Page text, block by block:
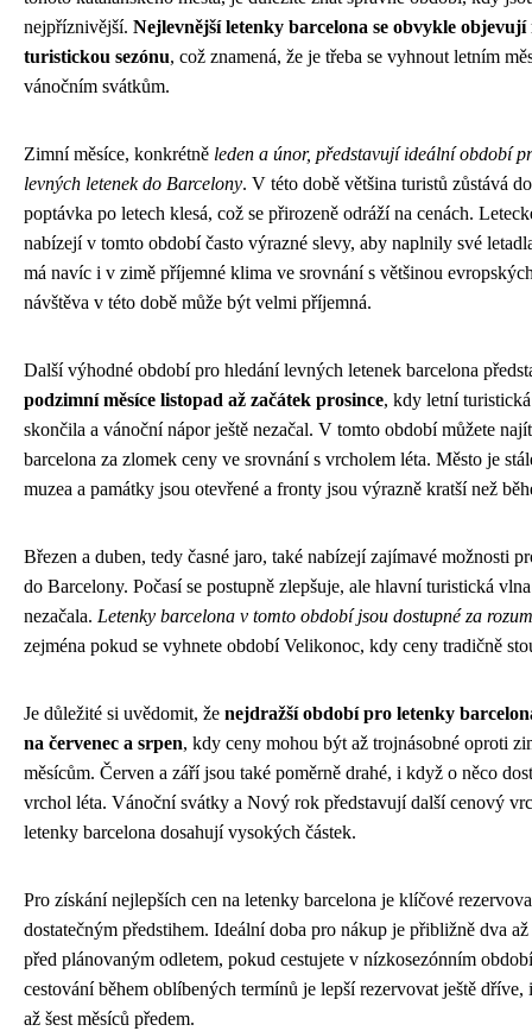
nejpříznivější. Nejlevnější letenky barcelona se obvykle
turistickou sezónu, což znamená, že je třeba se vyhnout letním
vánočním svátkům.
Zimní měsíce, konkrétně leden a únor, představují ideální období
levných letenek do Barcelony. V této době většina turistů zůstává
poptávka po letech klesá, což se přirozeně odráží na cenách.
nabízejí v tomto období často výrazné slevy, aby naplnily své
má navíc i v zimě příjemné klima ve srovnání s většinou
návštěva v této době může být velmi příjemná.
Další výhodné období pro hledání levných letenek barcelona
podzimní měsíce listopad až začátek prosince, kdy letní
skončila a vánoční nápor ještě nezačal. V tomto období můžete
barcelona za zlomek ceny ve srovnání s vrcholem léta. Město je
muzea a památky jsou otevřené a fronty jsou výrazně kratší než
Březen a duben, tedy časné jaro, také nabízejí zajímavé možnosti
do Barcelony. Počasí se postupně zlepšuje, ale hlavní turistická
nezačala. Letenky barcelona v tomto období jsou dostupné za
zejména pokud se vyhnete období Velikonoc, kdy ceny tradičně
Je důležité si uvědomit, že nejdražší období pro letenky
na červenec a srpen, kdy ceny mohou být až trojnásobné oproti
měsícům. Červen a září jsou také poměrně drahé, i když o něco
vrchol léta. Vánoční svátky a Nový rok představují další cenový
letenky barcelona dosahují vysokých částek.
Pro získání nejlepších cen na letenky barcelona je klíčové
dostatečným předstihem. Ideální doba pro nákup je přibližně dva
před plánovaným odletem, pokud cestujete v nízkosezónním
cestování během oblíbených termínů je lepší rezervovat ještě dříve,
až šest měsíců předem.